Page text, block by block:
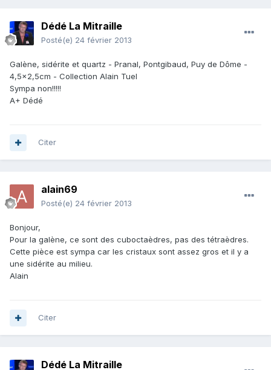
Dédé La Mitraille
Posté(e) 24 février 2013
Galène, sidérite et quartz - Pranal, Pontgibaud, Puy de Dôme -
4,5x2,5cm - Collection Alain Tuel
Sympa non!!!!!
A+ Dédé
Citer
alain69
Posté(e) 24 février 2013
Bonjour,
Pour la galène, ce sont des cuboctaèdres, pas des tétraèdres.
Cette pièce est sympa car les cristaux sont assez gros et il y a
une sidérite au milieu.
Alain
Citer
Dédé La Mitraille